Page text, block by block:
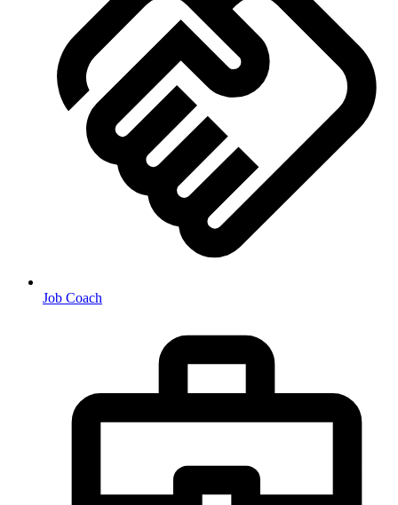
Job Coach